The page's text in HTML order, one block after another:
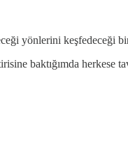
yönlerini keşfedeceği
baktığımda herkese